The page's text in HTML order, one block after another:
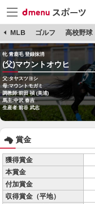
MLB ゴルフ 高校野球
牝 青鹿毛 登録抹消
(父)マウントオウヒ
父:タヤスツヨシ
母:マウントモガミ
調教師:前田 禎 (美浦)
馬主:中沢 春吉
生産者:前谷 武志
賞金
獲得賞金
本賞金
付加賞金
収得賞金（平地）